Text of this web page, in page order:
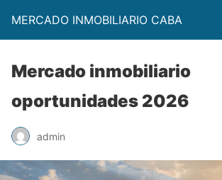
MERCADO INMOBILIARIO CABA
Mercado inmobiliario
oportunidades 2026
admin